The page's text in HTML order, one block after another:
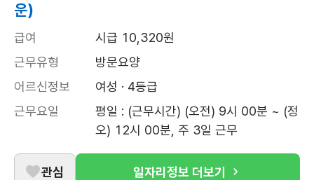
운)
급여
시급 10,320원
근무유형
방문요양
어르신정보
여성 · 4등급
근무요일
평일 : (근무시간) (오전) 9시 00분 ~ (정
오) 12시 00분, 주 3일 근무
관심 일자리정보 더보기